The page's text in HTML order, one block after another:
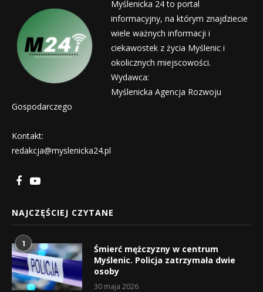
Myślenicka 24 to portal
informacyjny, na którym znajdziecie
wiele ważnych informacji i
ciekawostek z życia Myślenic i
okolicznych miejscowości.
Wydawca:
Myślenicka Agencja Rozwoju
Gospodarczego
Kontakt:
redakcja@myslenicka24.pl
NAJCZĘŚCIEJ CZYTANE
1
Śmierć mężczyzny w centrum
Myślenic. Policja zatrzymała dwie
osoby
30 maja 2026